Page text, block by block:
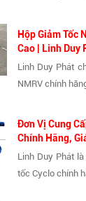
Hộp Giảm Tốc
Cao | Linh Duy
Linh Duy Phát
NMRV chính
Đơn Vị Cung
Chính Hãng,
Linh Duy Phát
tốc Cyclo chính